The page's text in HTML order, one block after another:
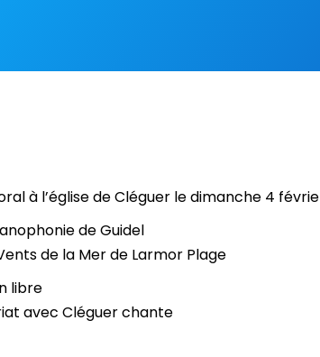
à l’église de Cléguer le dimanche 4
de Guidel
de la Mer de Larmor Plage
libre
avec Cléguer chante